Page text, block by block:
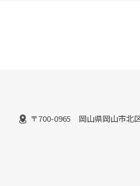
〒700-0965 岡山県岡山市北